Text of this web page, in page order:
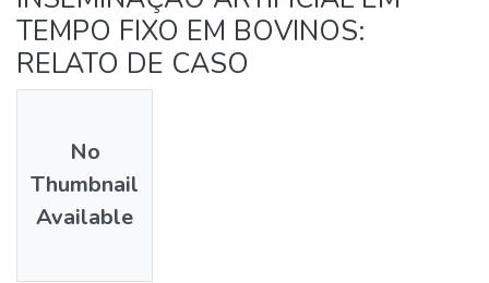
TEMPO FIXO EM BOVINOS:
RELATO DE CASO
No
Thumbnail
Available